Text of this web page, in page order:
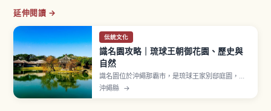
延伸閱讀 →
伝統文化
識名園攻略｜琉球王朝御花園、歷史與
自然
識名園位於沖繩那霸市，是琉球王家別邸庭園，
1799年建造，2000年作為世界遺產「琉球王國的
沖繩縣 →